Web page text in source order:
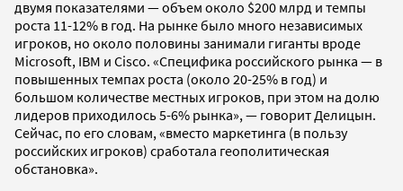
двумя показателями — объем около $200 млрд и темпы
роста 11-12% в год. На рынке было много независимых
игроков, но около половины занимали гиганты вроде
Microsoft, IBM и Cisco. «Специфика российского рынка — в
повышенных темпах роста (около 20-25% в год) и
большом количестве местных игроков, при этом на долю
лидеров приходилось 5-6% рынка», — говорит Делицын.
Сейчас, по его словам, «вместо маркетинга (в пользу
российских игроков) сработала геополитическая
обстановка».